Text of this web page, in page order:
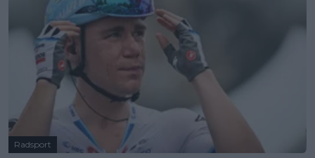
Radsport